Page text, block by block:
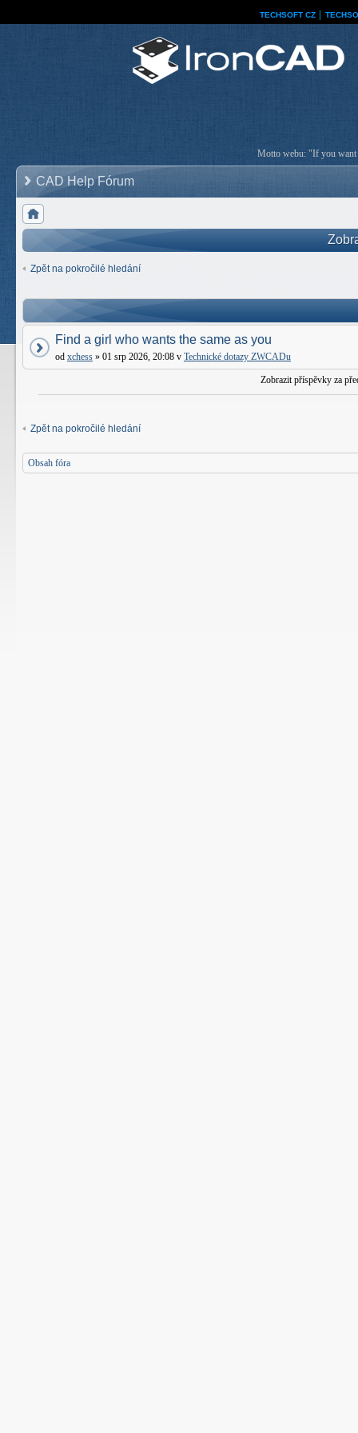
TECHSOFT CZ
Motto webu: "If you want
CAD Help Fórum
Zpět na pokročilé hledání
Find a girl who wants the same as you
od xchess » 01 srp 2026, 20:08 v Technické dotazy ZWCADu
Zobrazit příspěvky za
Zpět na pokročilé hledání
Obsah fóra